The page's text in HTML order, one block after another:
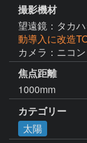
撮影機材
望遠鏡：タカ
動導入に改造
カメラ：ニコン
焦点距離
1000mm
カテゴリー
太陽